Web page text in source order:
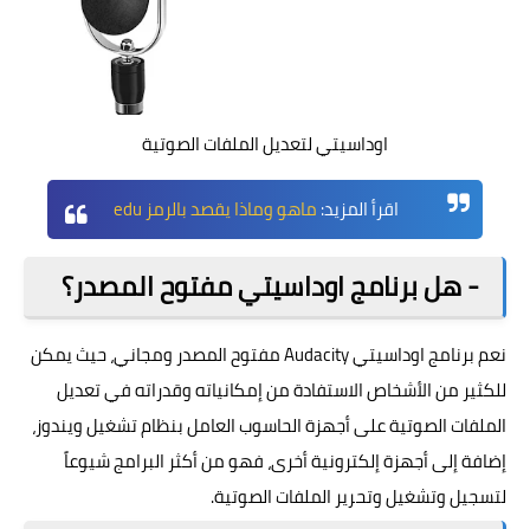
اوداسيتي لتعديل الملفات الصوتية
اقرأ المزيد:ماهو وماذا يقصد بالرمز edu
- هل برنامج اوداسيتي مفتوح المصدر؟
نعم برنامجاوداسيتي
Audacity مفتوح المصدر ومجاني، حيث يمكن
للكثير من الأشخاص الاستفادة من إمكانياته وقدراته في تعديل
الملفات الصوتية على أجهزة الحاسوب العامل بنظام تشغيل ويندوز،
إضافة إلى أجهزة إلكترونية أخرى، فهو من أكثر البرامج شيوعاً
لتسجيل وتشغيل وتحرير الملفات الصوتية.